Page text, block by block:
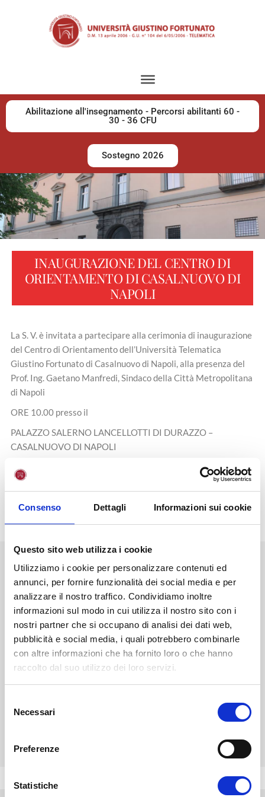
Consenso Dettagli Informazioni sui cookie
Questo sito web utilizza i cookie
Utilizziamo i cookie per personalizzare contenuti ed
annunci, per fornire funzionalità dei social media e per
analizzare il nostro traffico. Condividiamo inoltre
informazioni sul modo in cui utilizza il nostro sito con i
nostri partner che si occupano di analisi dei dati web,
pubblicità e social media, i quali potrebbero combinarle
con altre informazioni che ha fornito loro o che hanno
raccolto dal suo utilizzo dei loro servizi.
Necessari
Preferenze
Statistiche
Abilitazione all'insegnamento - Percorsi abilitanti 60 -
30 - 36 CFU
Sostegno 2026
INAUGURAZIONE DEL CENTRO DI
ORIENTAMENTO DI CASALNUOVO DI
NAPOLI
La S. V. è invitata a partecipare alla cerimonia di inaugurazione
del Centro di Orientamento dell’Università Telematica
Giustino Fortunato di Casalnuovo di Napoli, alla presenza del
Prof. Ing. Gaetano Manfredi, Sindaco della Città Metropolitana
di Napoli
ORE 10.00 presso il
PALAZZO SALERNO LANCELLOTTI DI DURAZZO –
CASALNUOVO DI NAPOLI
NEWS STAMPA EVENTI BLOG
Diventa uno studente
Unifortunato!
ISCRIVITI